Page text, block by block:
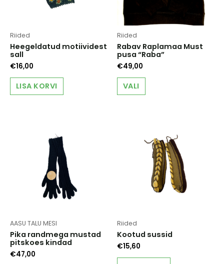
Riided
Heegeldatud motiividest
sall
€16,00
LISA KORVI
Riided
Rabav Raplamaa Must
pusa “Raba”
€49,00
VALI
This
has
options
may
be
chosen
on
the
AASU TALU MESI
Pika randmega mustad
pitskoes kindad
€47,00
Riided
Kootud sussid
€15,60